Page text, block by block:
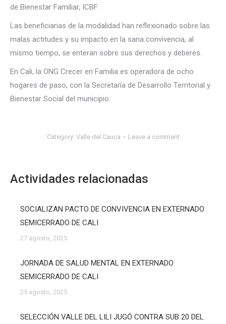
de Bienestar Familiar, ICBF.
Las beneficiarias de la modalidad han reflexionado sobre las
malas actitudes y su impacto en la sana convivencia, al
mismo tiempo, se enteran sobre sus derechos y deberes.
En Cali, la ONG Crecer en Familia es operadora de ocho
hogares de paso, con la Secretaría de Desarrollo Territorial y
Bienestar Social del municipio.
Category: Valle del Cauca Leave a comment
Actividades relacionadas
SOCIALIZAN PACTO DE CONVIVENCIA EN EXTERNADO
SEMICERRADO DE CALI
27 agosto, 2025
JORNADA DE SALUD MENTAL EN EXTERNADO
SEMICERRADO DE CALI
25 agosto, 2025
SELECCIÓN VALLE DEL LILI JUGÓ CONTRA SUB 20 DEL